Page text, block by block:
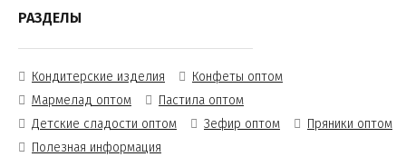
РАЗДЕЛЫ
Кондитерские изделия
Конфеты оптом
Мармелад оптом
Пастила оптом
Детские сладости оптом
Зефир оптом
Пряники оптом
Полезная информация